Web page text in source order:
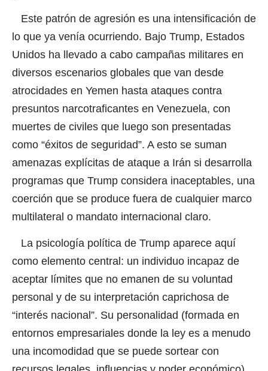
Este patrón de agresión es una intensificación de
lo que ya venía ocurriendo. Bajo Trump, Estados
Unidos ha llevado a cabo campañas militares en
diversos escenarios globales que van desde
atrocidades en Yemen hasta ataques contra
presuntos narcotraficantes en Venezuela, con
muertes de civiles que luego son presentadas
como “éxitos de seguridad”. A esto se suman
amenazas explícitas de ataque a Irán si desarrolla
programas que Trump considera inaceptables, una
coerción que se produce fuera de cualquier marco
multilateral o mandato internacional claro.
La psicología política de Trump aparece aquí
como elemento central: un individuo incapaz de
aceptar límites que no emanen de su voluntad
personal y de su interpretación caprichosa de
“interés nacional”. Su personalidad (formada en
entornos empresariales donde la ley es a menudo
una incomodidad que se puede sortear con